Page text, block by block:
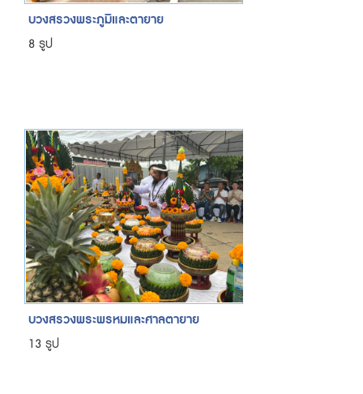
บวงสรวงพระภูมิและตายาย
8 รูป
บวงสรวงพระพรหมและศาลตายาย
13 รูป